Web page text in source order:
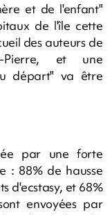
et de l'enfant"
de l'île cette
des auteurs de
et une
départ" va être
par une forte
: 88% de hausse
d'ecstasy, et 68%
envoyées par